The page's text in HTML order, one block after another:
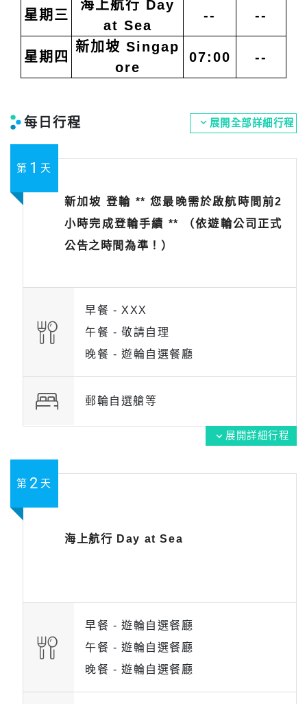
星期三
海上航行
Day
at Sea
-- --
星期四
新加坡 Singap
ore
07:00 --
每日行程 expand_more 展開全部詳細行程
第 1 天
新加坡 登輪 ** 您最晚需於啟航時間前2
小時完成登輪手續 ** （依遊輪公司正式
公告之時間為準！）
早餐 - XXX
午餐 - 敬請自理
晚餐 - 遊輪自選餐廳
郵輪自選艙等
expand_more展開詳細行程
第 2 天
海上航行 Day at Sea
早餐 - 遊輪自選餐廳
午餐 - 遊輪自選餐廳
晚餐 - 遊輪自選餐廳